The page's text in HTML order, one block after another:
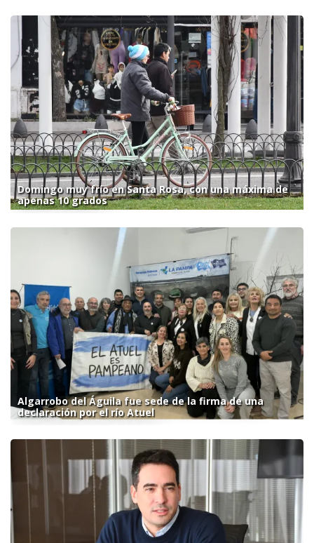
Domingo muy frío en Santa Rosa, con una máxima de
apenas 10 grados
Algarrobo del Águila fue sede de la firma de una
declaración por el río Atuel